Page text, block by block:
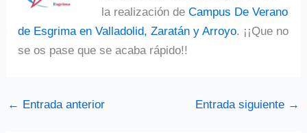
la realización de Campus De Verano
de Esgrima en Valladolid, Zaratán y Arroyo. ¡¡Que no
se os pase que se acaba rápido!!
← Entrada anterior Entrada siguiente →